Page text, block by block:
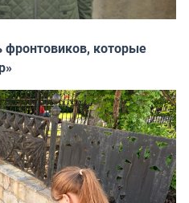
фронтовиков, которые